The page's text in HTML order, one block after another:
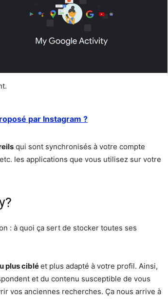
par Instagram ?
qui sont synchronisés à votre compte
les applications que vous utilisez sur votre
: à quoi ça sert de stocker toutes ses
plus cibléet plus adapté à votre profil. Ainsi,
et du contenu susceptible de vous
vos anciennes recherches. Ça nous arrive à